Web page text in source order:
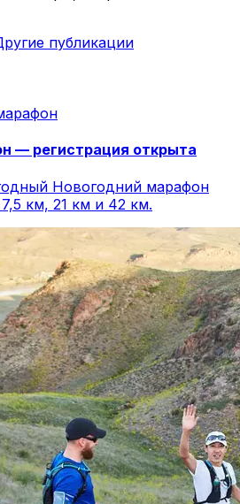
публикации
— регистрация открыта
Новогодний марафон
км, 21 км и 42 км.